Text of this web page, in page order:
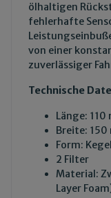
ölhaltigen
fehlerhafte
von einer
zuverlässiger
Technische
Länge: 110
Breite: 150
Form: Kegel
2 Filter
Material:
Layer